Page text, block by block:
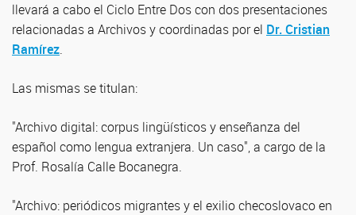
llevará a cabo el Ciclo Entre Dos con dos presentaciones
relacionadas a Archivos y coordinadas por el Dr. Cristian
Ramírez.
Las mismas se titulan:
"Archivo digital: corpus lingüísticos y enseñanza del
español como lengua extranjera. Un caso", a cargo de la
Prof. Rosalía Calle Bocanegra.
"Archivo: periódicos migrantes y el exilio checoslovaco en